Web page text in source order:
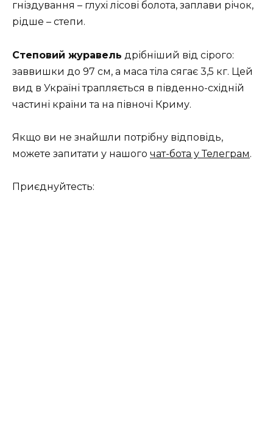
гніздування – глухі лісові болота, заплави річок,
рідше – степи.
Степовий журавель дрібніший від сірого:
заввишки до 97 см, а маса тіла сягає 3,5 кг. Цей
вид в Україні трапляється в південно-східній
частині країни та на півночі Криму.
Якщо ви не знайшли потрібну відповідь,
можете запитати у нашого чат-бота у Телеграм.
Приєднуйтесть: